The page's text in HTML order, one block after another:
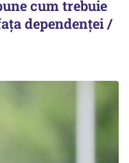
cum trebuie
dependenței /